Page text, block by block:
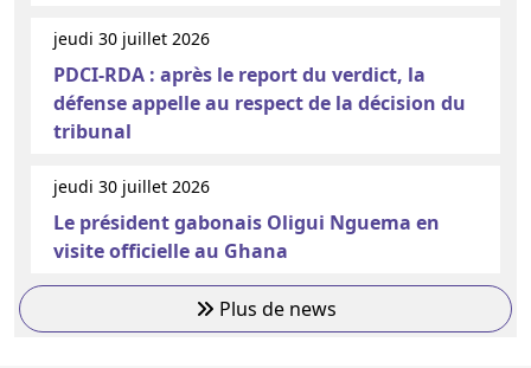
jeudi 30 juillet 2026
PDCI-RDA : après le report du verdict, la
défense appelle au respect de la décision du
tribunal
jeudi 30 juillet 2026
Le président gabonais Oligui Nguema en
visite officielle au Ghana
Plus de news